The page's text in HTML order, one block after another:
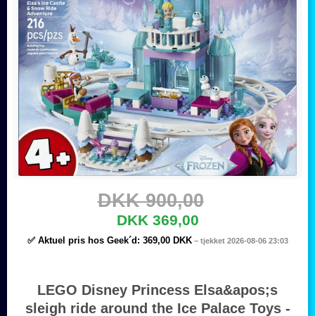
DKK 900,00
DKK 369,00
✅ Aktuel pris hos Geek´d: 369,00 DKK– tjekket 2026-08-06 23:03
LEGO Disney Princess Elsa&apos;s
sleigh ride around the Ice Palace Toys -